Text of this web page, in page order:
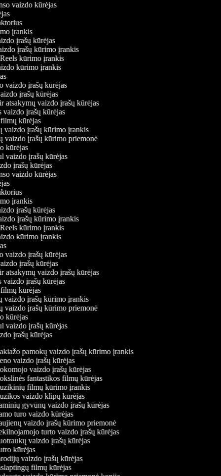
vaizdo kūrėjas
įrankis
įrašų kūrėjas
įrašų kūrimo įrankis
Reels kūrimo įrankis
kūrimo įrankis
vaizdo įrašų kūrėjas
įrašų kūrėjas
atsakymų vaizdo įrašų kūrėjas
vaizdo įrašų kūrėjas
kūrėjas
vaizdo įrašų kūrimo įrankis
vaizdo įrašų kūrimo priemonė
kūrėjas
vaizdo įrašų kūrėjas
įrašų kūrėjas
vaizdo kūrėjas
įrankis
įrašų kūrėjas
įrašų kūrimo įrankis
Reels kūrimo įrankis
kūrimo įrankis
vaizdo įrašų kūrėjas
įrašų kūrėjas
atsakymų vaizdo įrašų kūrėjas
vaizdo įrašų kūrėjas
kūrėjas
vaizdo įrašų kūrimo įrankis
vaizdo įrašų kūrimo priemonė
kūrėjas
vaizdo įrašų kūrėjas
įrašų kūrėjas
pamokų vaizdo įrašų kūrimo įrankis
vaizdo įrašų kūrėjas
vaizdo įrašų kūrėjas
fantastikos filmų kūrėjas
filmų kūrimo įrankis
vaizdo klipų kūrėjas
gyvūnų vaizdo įrašų kūrėjas
turo vaizdo kūrėjas
vaizdo įrašų kūrimo priemonė
turto vaizdo įrašų kūrėjas
vaizdo įrašų kūrėjas
kūrėjas
vaizdo įrašų kūrėjas
filmų kūrėjas